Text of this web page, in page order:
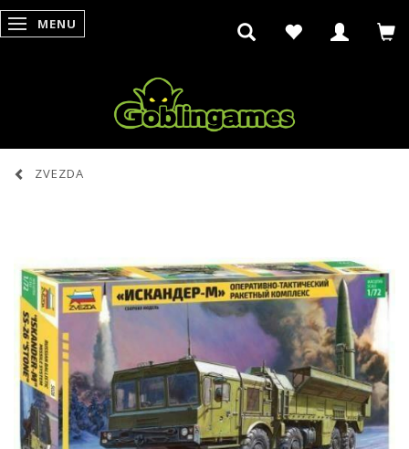
SKIFTE NAVIGATION
MENU
ZVEZDA